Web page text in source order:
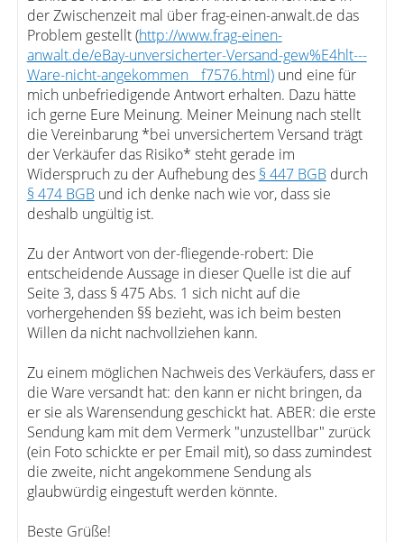
der Zwischenzeit mal über frag-einen-anwalt.de das
Problem gestellt (http://www.frag-einen-
anwalt.de/eBay-unversicherter-Versand-gew%E4hlt---
Ware-nicht-angekommen__f7576.html)und eine für
mich unbefriedigende Antwort erhalten. Dazu hätte
ich gerne Eure Meinung. Meiner Meinung nach stellt
die Vereinbarung *bei unversichertem Versand trägt
der Verkäufer das Risiko* steht gerade im
Widerspruch zu der Aufhebung des § 447 BGBdurch
§ 474 BGBund ich denke nach wie vor, dass sie
deshalb ungültig ist.
Zu der Antwort von der-fliegende-robert: Die
entscheidende Aussage in dieser Quelle ist die auf
Seite 3, dass § 475 Abs. 1 sich nicht auf die
vorhergehenden §§ bezieht, was ich beim besten
Willen da nicht nachvollziehen kann.
Zu einem möglichen Nachweis des Verkäufers, dass er
die Ware versandt hat: den kann er nicht bringen, da
er sie als Warensendung geschickt hat. ABER: die erste
Sendung kam mit dem Vermerk "unzustellbar" zurück
(ein Foto schickte er per Email mit), so dass zumindest
die zweite, nicht angekommene Sendung als
glaubwürdig eingestuft werden könnte.
Beste Grüße!